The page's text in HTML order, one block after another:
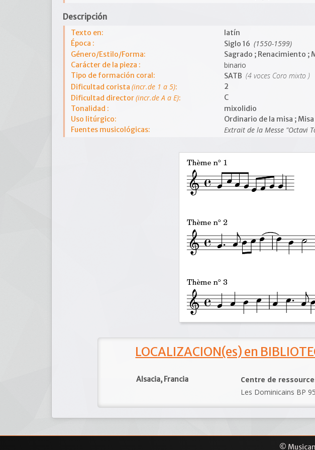
Descripción
Texto en:
latín
Época :
Siglo 16 (1550-1599)
Género/Estilo/Forma:
Sagrado ; Renacimiento ;
Carácter de la pieza :
binario
Tipo de formación coral: SATB (4 voces Coro mixto )
Dificultad corista (incr.de 1 a 5):
2
Dificultad director(incr.de A a E):
C
Tonalidad :
mixolidio
Uso litúrgico:
Ordinario de la misa ; Misa
Fuentes musicológicas:
Extrait de la Messe "Octavi
LOCALIZACION(es) en
Alsacia, Francia
Centre de
Les Dominicains BP
©